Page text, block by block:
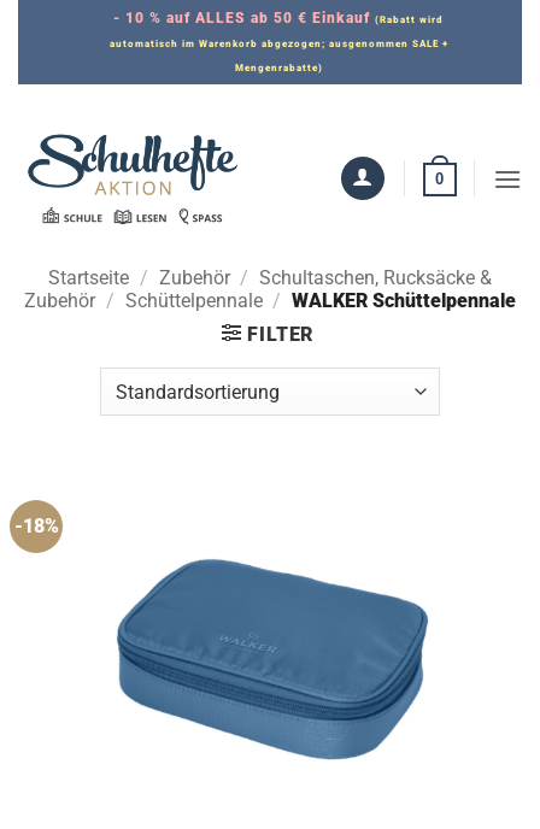
- 10 % auf ALLES ab 50 € Einkauf (Rabatt wird
automatisch im Warenkorb abgezogen; ausgenommen SALE +
Mengenrabatte)
0
Startseite / Zubehör / Schultaschen, Rucksäcke &
Zubehör / Schüttelpennale / WALKER Schüttelpennale
FILTER
-18%